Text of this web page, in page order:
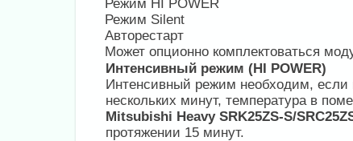
Режим HI POWER
Режим Silent
Авторестарт
Может опционно комплектоваться
Интенсивный режим (HI POWER)
Интенсивный режим необходим, если
нескольких минут, температура в
Mitsubishi Heavy SRK25ZS-S/
протяжении 15 минут.